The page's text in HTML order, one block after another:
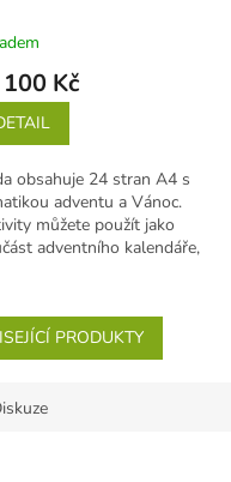
100 Kč
obsahuje 24 stran A4 s
adventu a Vánoc.
můžete použít jako
adventního kalendáře,
PRODUKTY